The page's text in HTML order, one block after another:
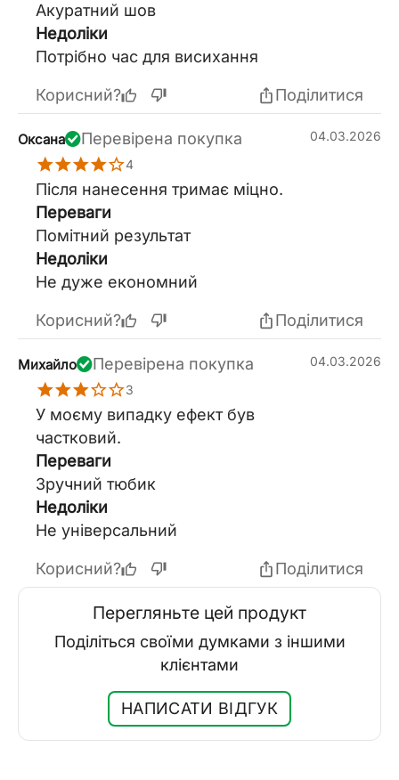
Акуратний шов
Недоліки
Потрібно час для висихання
Корисний? Поділитися
Оксана Перевірена покупка
04.03.2026
4
Після нанесення тримає міцно.
Переваги
Помітний результат
Недоліки
Не дуже економний
Корисний? Поділитися
Михайло Перевірена покупка
04.03.2026
3
У моєму випадку ефект був
частковий.
Переваги
Зручний тюбик
Недоліки
Не універсальний
Корисний? Поділитися
Перегляньте цей продукт
Поділіться своїми думками з іншими
клієнтами
НАПИСАТИ ВІДГУК